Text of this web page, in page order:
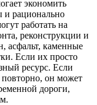
экономить
и рационально
работать на
реконструкции и
асфальт, каменные
Если их просто
ресурс. Если
повторно, он может
дороги,